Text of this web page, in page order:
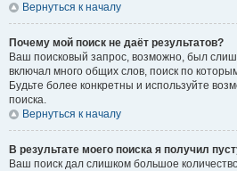
Вернуться к началу
Почему мой поиск не даёт результатов?
Ваш поисковый запрос, возможно, был
включал много общих слов, поиск по
Будьте более конкретны и используйте
поиска.
Вернуться к началу
В результате моего поиска я получил
Ваш поиск дал слишком большое